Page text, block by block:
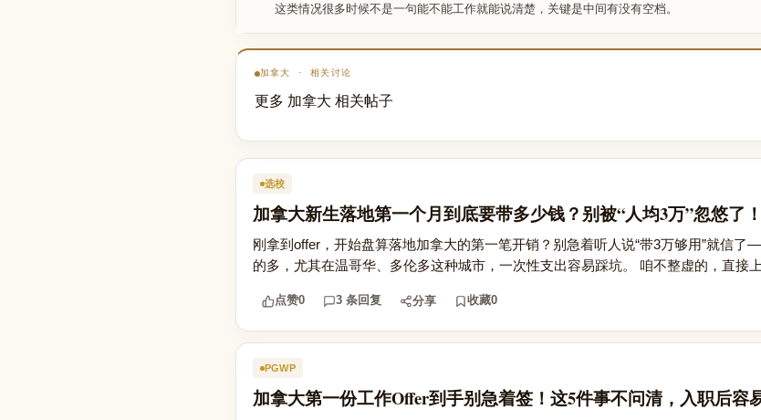
这类情况很多时候不是一句能不能工作就能说清楚，关键是中间有没有空档。
加拿大 · 相关讨论
更多 加拿大 相关帖子
选校
加拿大新生落地第一个月到底要带多少钱？别被“人均3万”忽悠了！
刚拿到offer，开始盘算落地加拿大的第一笔开销？别急着听人说“带3万够用”就信
的多，尤其在温哥华、多伦多这种城市，一次性支出容易踩坑。 咱不整虚的，直接
点赞0 3 条回复 分享 收藏0
PGWP
加拿大第一份工作Offer到手别急着签！这5件事不问清，入职后容